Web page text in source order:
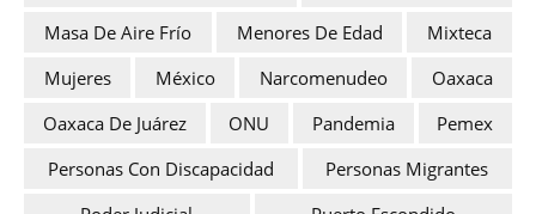
Masa De Aire Frío
Menores De Edad
Mixteca
Mujeres
México Narcomenudeo
Oaxaca
Oaxaca De Juárez
ONU Pandemia
Pemex
Personas Con Discapacidad
Personas Migrantes